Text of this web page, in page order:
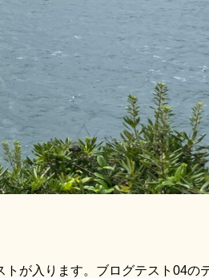
が入ります。ブログテスト04の